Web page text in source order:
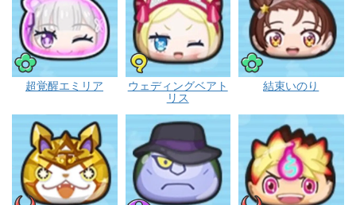
超覚醒エミリア
フシギ
ウェディングベアト
リス
結束いのり